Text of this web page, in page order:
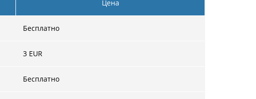
Цена
Бесплатно
3 EUR
Бесплатно